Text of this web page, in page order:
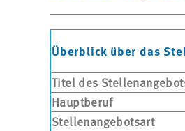
Überblick über das
Titel des
Hauptberuf
Stellenangebotsart